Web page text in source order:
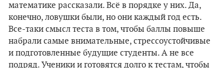
математике рассказали. Всё в порядке у них. Да,
конечно, ловушки были, но они каждый год есть.
Все-таки смысл теста в том, чтобы баллы повыше
набрали самые внимательные, стрессоустойчивые
и подготовленные будущие студенты. А не все
подряд. Ученики и готовятся долго к тестам, чтобы